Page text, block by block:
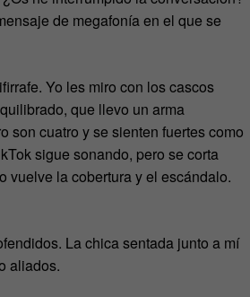
de megafonía en el que se
Yo les miro con los cascos
que llevo un arma
son cuatro y se sienten fuertes como
sigue sonando, pero se corta
vuelve la cobertura y el escándalo.
La chica sentada junto a mí
aliados.